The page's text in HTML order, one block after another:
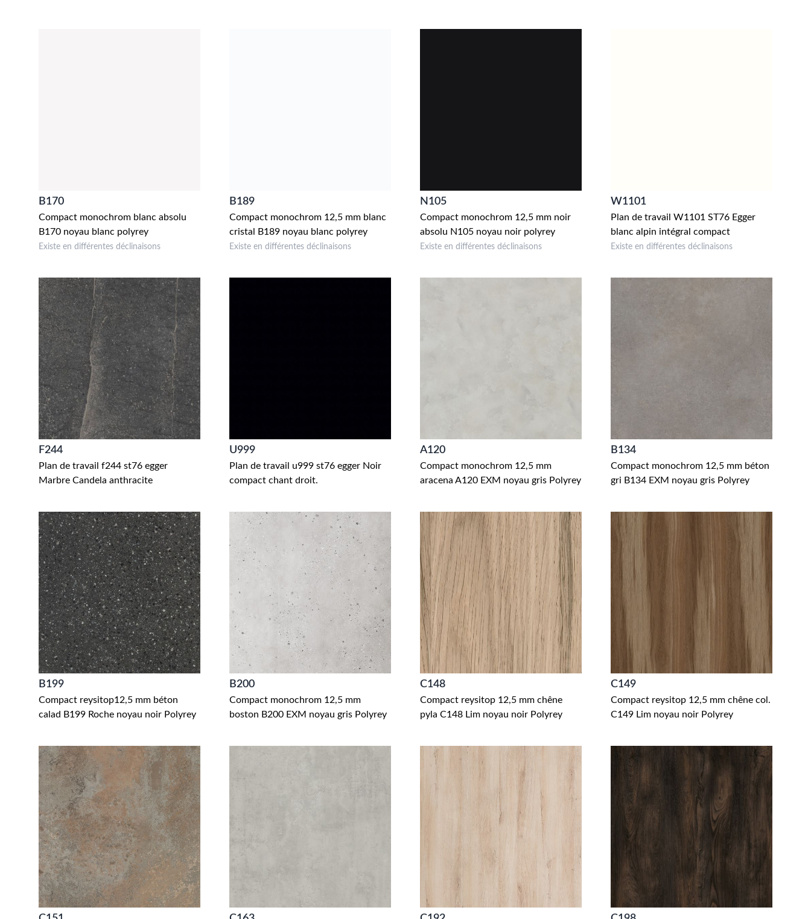
B170
Compact monochrom blanc absolu
B170 noyau blanc polyrey
Existe en différentes déclinaisons
B189
Compact monochrom 12,5 mm blanc
cristal B189 noyau blanc polyrey
Existe en différentes déclinaisons
N105
Compact monochrom 12,5 mm noir
absolu N105 noyau noir polyrey
Existe en différentes déclinaisons
W1101
Plan de travail W1101 ST76 Egger
blanc alpin intégral compact
Existe en différentes déclinaisons
F244
Plan de travail f244 st76 egger
Marbre Candela anthracite
U999
Plan de travail u999 st76 egger Noir
compact chant droit.
A120
Compact monochrom 12,5 mm
aracena A120 EXM noyau gris Polyrey
B134
Compact monochrom 12,5 mm béton
gri B134 EXM noyau gris Polyrey
B199
Compact reysitop12,5 mm béton
calad B199 Roche noyau noir Polyrey
B200
Compact monochrom 12,5 mm
boston B200 EXM noyau gris Polyrey
C148
Compact reysitop 12,5 mm chêne
pyla C148 Lim noyau noir Polyrey
C149
Compact reysitop 12,5 mm chêne col.
C149 Lim noyau noir Polyrey